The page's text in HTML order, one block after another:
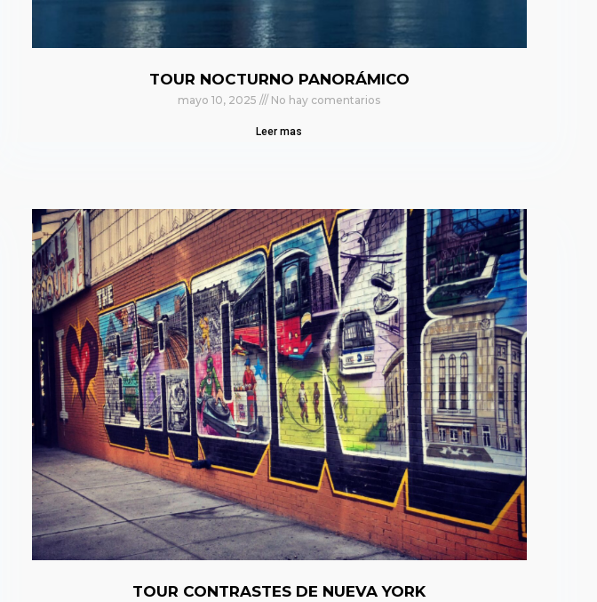
TOUR NOCTURNO PANORÁMICO
mayo 10, 2025 No hay comentarios
Leer mas
TOUR CONTRASTES DE NUEVA YORK